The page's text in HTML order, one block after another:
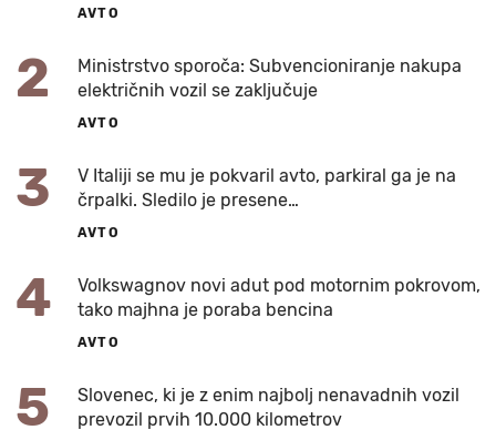
AVTO
2
Ministrstvo sporoča: Subvencioniranje nakupa
električnih vozil se zaključuje
AVTO
3
V Italiji se mu je pokvaril avto, parkiral ga je na
črpalki. Sledilo je presene…
AVTO
4
Volkswagnov novi adut pod motornim pokrovom,
tako majhna je poraba bencina
AVTO
5
Slovenec, ki je z enim najbolj nenavadnih vozil
prevozil prvih 10.000 kilometrov